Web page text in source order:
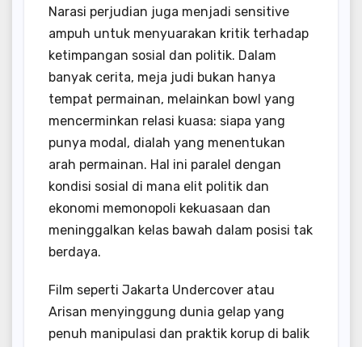
Narasi perjudian juga menjadi sensitive
ampuh untuk menyuarakan kritik terhadap
ketimpangan sosial dan politik. Dalam
banyak cerita, meja judi bukan hanya
tempat permainan, melainkan bowl yang
mencerminkan relasi kuasa: siapa yang
punya modal, dialah yang menentukan
arah permainan. Hal ini paralel dengan
kondisi sosial di mana elit politik dan
ekonomi memonopoli kekuasaan dan
meninggalkan kelas bawah dalam posisi tak
berdaya.
Film seperti Jakarta Undercover atau
Arisan menyinggung dunia gelap yang
penuh manipulasi dan praktik korup di balik